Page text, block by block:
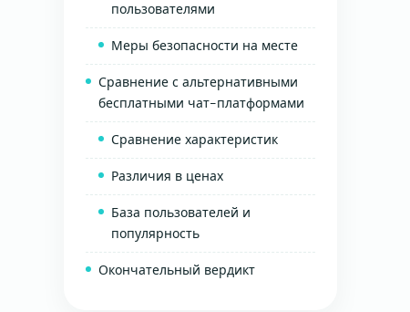
пользователями
Меры безопасности на месте
Сравнение с альтернативными
бесплатными чат-платформами
Сравнение характеристик
Различия в ценах
База пользователей и
популярность
Окончательный вердикт